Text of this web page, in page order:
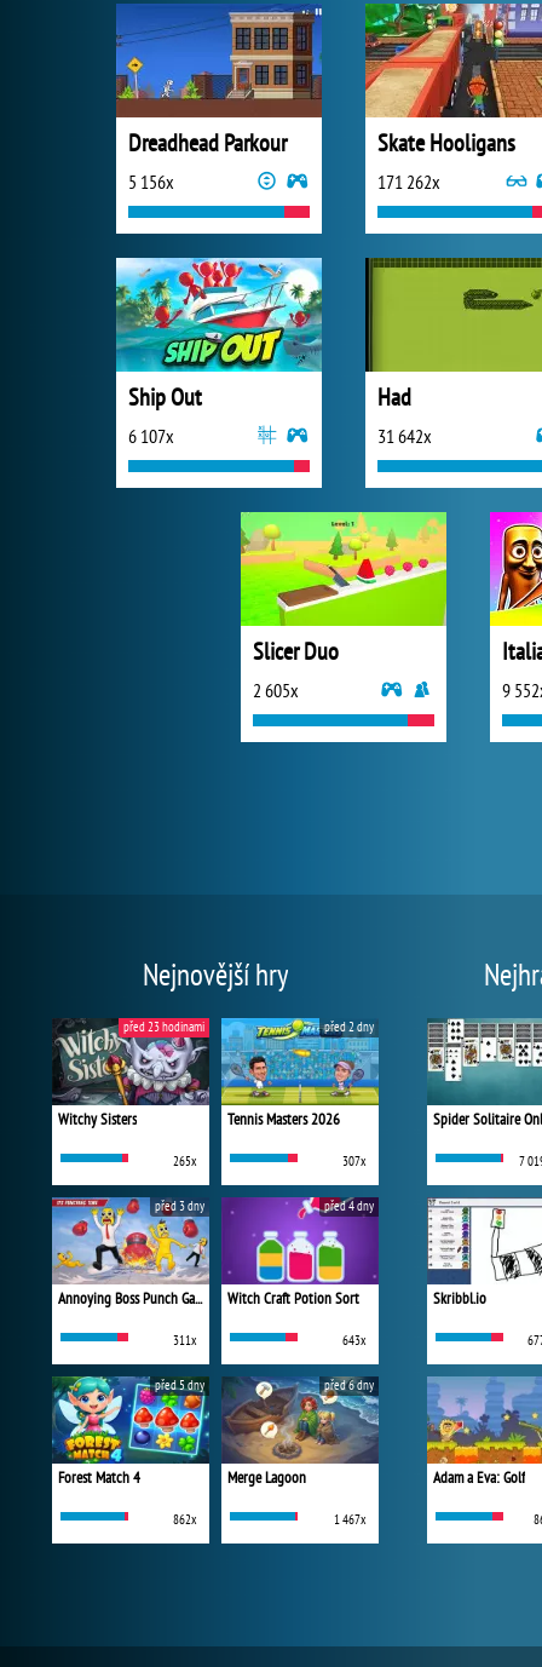
Dreadhead Parkour
5 156x
Skate Hooligans
171 262x
Ship Out
6 107x
Had
31 642x
Slicer Duo
2 605x 9
Nejnovější hry
Witchy Sisters
265x
před 23 hodinami
Tennis Masters 2026
307x
před 2 dny
Annoying Boss Punch Game
311x
před 3 dny
Witch Craft Potion Sort
643x
před 4 dny
Forest Match 4
862x
před 5 dny
Merge Lagoon
1 467x
před 6 dny
Spider Solitaire
7
Skribbl.io
Adam a Eva: Golf